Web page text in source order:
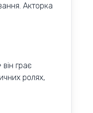
Акторка
грає
ролях,